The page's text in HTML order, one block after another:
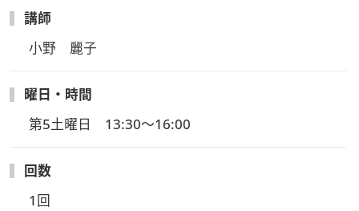
※こちらの講座はヴォーグ学園の複数受講割引対象外、入学金
不要の講座となります。
【参加費について】
・受講料4,400円(税込)と教材費880円(税込)、運営維持費275
【お申込み受付締切】
・5/13(水)23:59迄予定
講師
小野　麗子
曜日・時間
第5土曜日　13:30～16:00
回数
1回